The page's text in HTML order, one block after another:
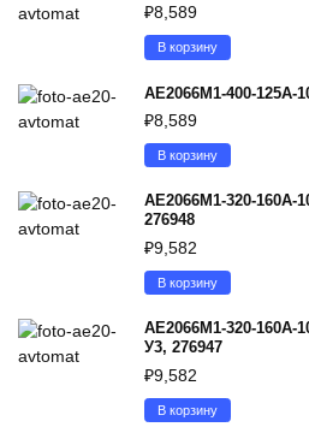
₽8,589
В корзину
АЕ2066М1-400-125А-
₽8,589
В корзину
АЕ2066М1-320-160А-
276948
₽9,582
В корзину
АЕ2066М1-320-160А-
У3, 276947
₽9,582
В корзину